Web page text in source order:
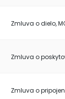
Zmluva o dielo,
Zmluva o
Zmluva o